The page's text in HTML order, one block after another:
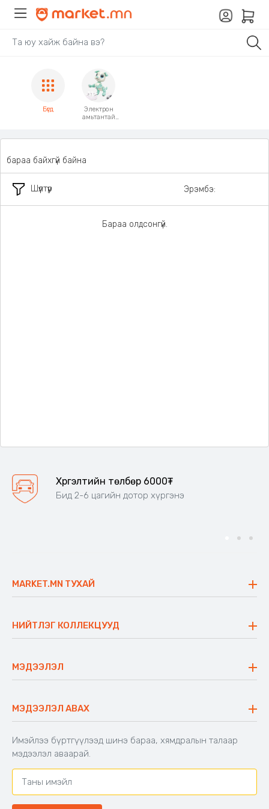
Бүгд
Электрон
амьтантай
Шүүлтүүр
бараа байхгүй байна
Эрэмбэ:
Бараа олдсонгүй.
Хүргэлтийн төлбөр 6000₮
Бид 2-6 цагийн дотор хүргэнэ
MARKET.MN ТУХАЙ
Үнэт зүйлс
Ажлын байр
Блог
НИЙТЛЭГ КОЛЛЕКЦУУД
Сүүдрэвч
Аяны ширээ
Аяны түшлэгтэй сандал
МЭДЭЭЛЭЛ
Буцаалтын журам
Захиалга шалгах
Хамтран ажиллах
Холбоо барих
МЭДЭЭЛЭЛ АВАХ
Имэйлээ бүртгүүлээд шинэ бараа, хямдралын талаар
мэдээлэл аваарай.